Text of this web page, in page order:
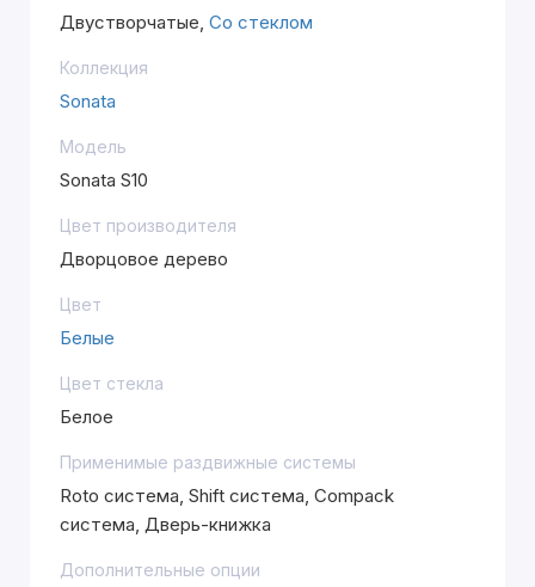
Двустворчатые, Со стеклом
Коллекция
Sonata
Модель
Sonata S10
Цвет производителя
Дворцовое дерево
Цвет
Белые
Цвет стекла
Белое
Применимые раздвижные системы
Roto система, Shift система, Compack
система, Дверь-книжка
Дополнительные опции